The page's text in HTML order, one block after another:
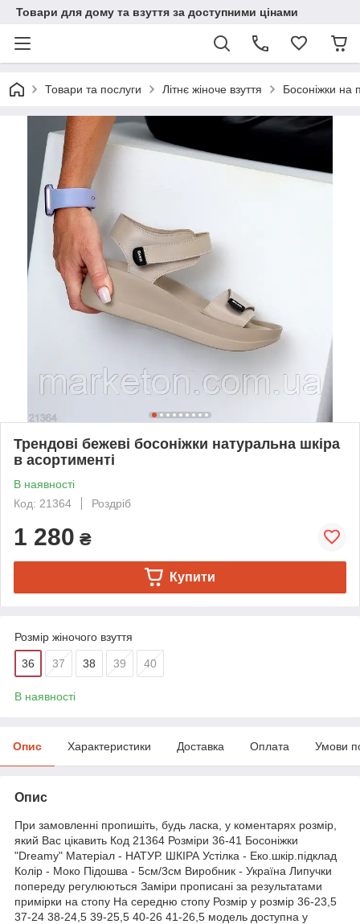
Товари для дому та взуття за доступними цінами
Товари та послуги Літнє жіноче взуття Босоніжки на
Трендові бежеві босоніжки натуральна шкіра
в асортименті
В наявності
Код: 21364
Роздріб
1 280 ₴
Купити
Розмір жіночого взуття
36 37 38 39 40
В наявності
Опис Характеристики Доставка Оплата Умови
Опис
При замовленні пропишіть, будь ласка, у коментарях розмір,
який Вас цікавить Код 21364 Розміри 36-41 Босоніжки
"Dreamy" Матеріал - НАТУР. ШКІРА Устілка - Еко.шкір.підклад
Колір - Моко Підошва - 5см/3см Виробник - Україна Липучки
попереду регулюються Заміри прописані за результатами
примірки на стопу На середню стопу Розмір у розмір 36-23,5
37-24 38-24,5 39-25,5 40-26 41-26,5 модель доступна у